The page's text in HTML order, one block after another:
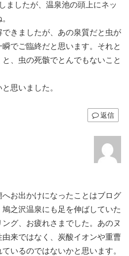
ましたが、温泉池の頭上にネッ
きましたが、あの泉質だと虫が
でご臨終だと思います。それと
、虫の死骸でとんでもないこと
思いました。
返信
お出かけになったことはブログ
之沢温泉にも足を伸ばしていた
グ、お疲れさまでした。あのヌ
来ではなく、炭酸イオンや重曹
いるのではないかと思います。